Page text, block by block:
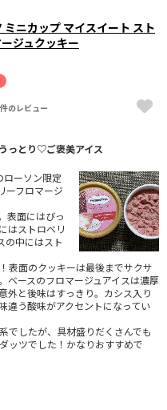
ミニカップ マイスイート スト
ジュクッキー
のレビュー
っとり♡ご褒美アイス
ーソン限定
ーフロマージ
表面にはびっ
はストロベリ
の中にはスト
表面のクッキーは最後までサクサ
ベースのフロマージュアイスは濃厚
外と後味はすっきり。カシス入り
違う酸味がアクセントになってい
でしたが、具材盛りだくさんでも
ッツでした！かなりおすすめで